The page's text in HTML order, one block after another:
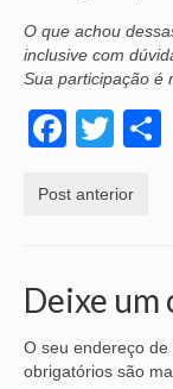
O que achou
inclusive com
Sua participação é
Post anterior
Deixe
O seu endereço
obrigatórios são